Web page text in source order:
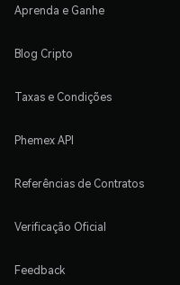
Aprenda e Ganhe
Blog Cripto
Taxas e Condições
Phemex API
Referências de Contratos
Verificação Oficial
Feedback